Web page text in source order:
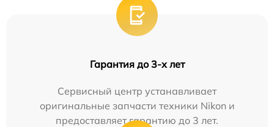
Гарантия до 3-х лет
Сервисный центр устанавливает
оригинальные запчасти техники Nikon и
предоставляет гарантию до 3 лет.